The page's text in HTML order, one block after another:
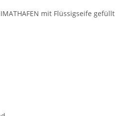
mit Flüssigseife gefüllt